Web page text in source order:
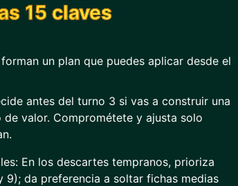
15 claves
un plan que puedes aplicar desde el
antes del turno 3 si vas a construir una
de valor. Comprométete y ajusta solo
En los descartes tempranos, prioriza
9); da preferencia a soltar fichas medias